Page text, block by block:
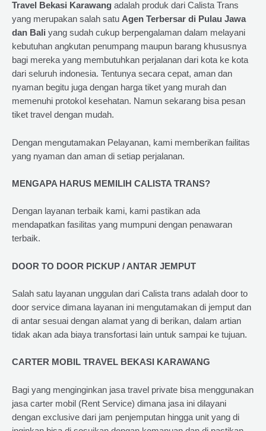
Travel Bekasi Karawang adalah produk dari Calista Trans
yang merupakan salah satu Agen Terbersar di Pulau Jawa
dan Bali yang sudah cukup berpengalaman dalam melayani
kebutuhan angkutan penumpang maupun barang khususnya
bagi mereka yang membutuhkan perjalanan dari kota ke kota
dari seluruh indonesia. Tentunya secara cepat, aman dan
nyaman begitu juga dengan harga tiket yang murah dan
memenuhi protokol kesehatan. Namun sekarang bisa pesan
tiket travel dengan mudah.
Dengan mengutamakan Pelayanan, kami memberikan failitas
yang nyaman dan aman di setiap perjalanan.
MENGAPA HARUS MEMILIH CALISTA TRANS?
Dengan layanan terbaik kami, kami pastikan ada
mendapatkan fasilitas yang mumpuni dengan penawaran
terbaik.
DOOR TO DOOR PICKUP / ANTAR JEMPUT
Salah satu layanan unggulan dari Calista trans adalah door to
door service dimana layanan ini mengutamakan di jemput dan
di antar sesuai dengan alamat yang di berikan, dalam artian
tidak akan ada biaya transfortasi lain untuk sampai ke tujuan.
CARTER MOBIL TRAVEL BEKASI KARAWANG
Bagi yang menginginkan jasa travel private bisa menggunakan
jasa carter mobil (Rent Service) dimana jasa ini dilayani
dengan exclusive dari jam penjemputan hingga unit yang di